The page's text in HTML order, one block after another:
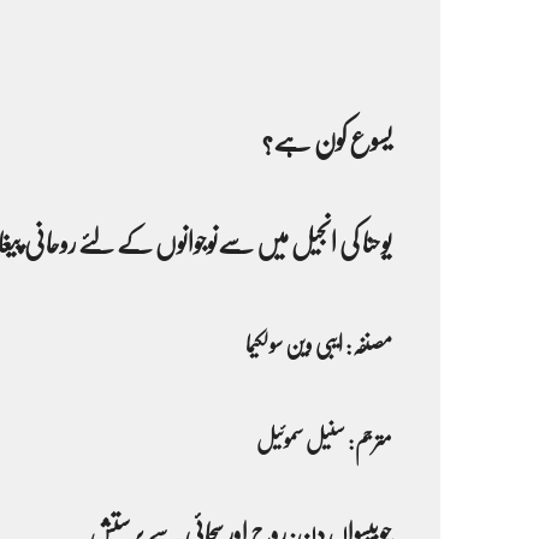
یسوع کون ہے؟
یوحنا کی انجیل میں سےنوجوانوں کے لئے
مصنفہ: ایبی وین سولکیما
مترجم: سنیل سموئیل
چوبیسواں دِن: روح اور سچائی سے پرستش